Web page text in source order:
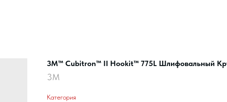
3M™ Cubitron™ II Hookit™ 775L Шлифовальный
3M
Категория